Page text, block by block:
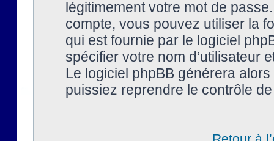
légitimement votre mot de
compte, vous pouvez utiliser la
qui est fournie par le logiciel
spécifier votre nom d’utilisateur
Le logiciel phpBB générera
puissiez reprendre le contrôle